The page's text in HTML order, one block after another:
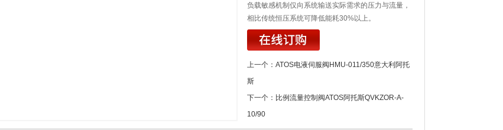
负载敏感机制仅向系统输送实际需求的压力与流量，
相比传统恒压系统可降低能耗30%以上。
上一个： ATOS电液伺服阀HMU-011/350意大利阿托
斯
下一个： 比例流量控制阀ATOS阿托斯QVKZOR-A-
10/90